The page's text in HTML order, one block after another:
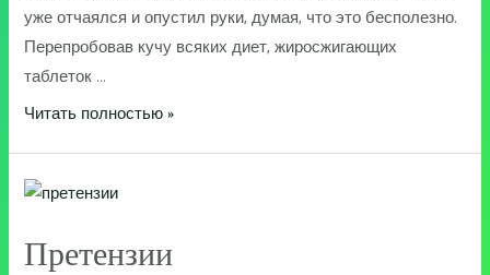
уже отчаялся и опустил руки, думая, что это бесполезно.
Перепробовав кучу всяких диет, жиросжигающих
таблеток …
Как
Читать полностью »
Претензии